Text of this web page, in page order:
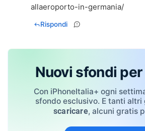
allaeroporto-in-germania/
Rispondi
Nuovi sfondi per
Con iPhoneItalia+ ogni
sfondo esclusivo. E tanti altri
scaricare, alcuni gratis